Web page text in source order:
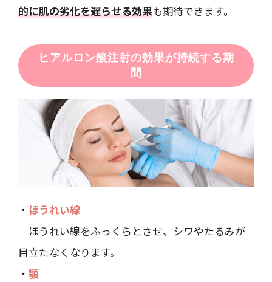
的に肌の劣化を遅らせる効果も期待できます。
ヒアルロン酸注射の効果が持続する期
間
・ ほうれい線
ほうれい線をふっくらとさせ、シワやたるみが
目立たなくなります。
・ 顎